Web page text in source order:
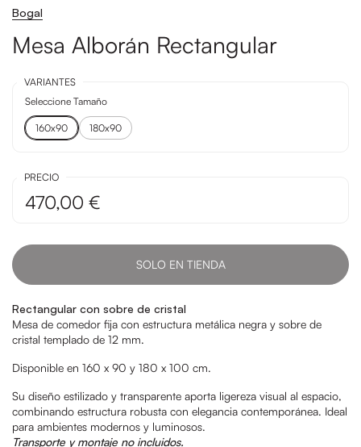
Bogal
Mesa Alborán Rectangular
VARIANTES
Seleccione Tamaño
160x90 180x90
PRECIO
470,00 €
SOLO EN TIENDA
Rectangular con sobre de cristal
Mesa de comedor fija con estructura metálica negra y sobre de
cristal templado de 12 mm.
Disponible en 160 x 90 y 180 x 100 cm.
Su diseño estilizado y transparente aporta ligereza visual al espacio,
combinando estructura robusta con elegancia contemporánea. Ideal
para ambientes modernos y luminosos.
Transporte y montaje no incluidos.